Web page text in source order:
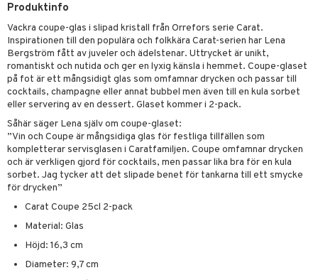
Produktinfo
Vackra coupe-glas i slipad kristall från Orrefors serie Carat.
Inspirationen till den populära och folkkära Carat-serien har Lena
Bergström fått av juveler och ädelstenar. Uttrycket är unikt,
romantiskt och nutida och ger en lyxig känsla i hemmet. Coupe-glaset
på fot är ett mångsidigt glas som omfamnar drycken och passar till
cocktails, champagne eller annat bubbel men även till en kula sorbet
eller servering av en dessert. Glaset kommer i 2-pack.
Såhär säger Lena själv om coupe-glaset:
”Vin och Coupe är mångsidiga glas för festliga tillfällen som
kompletterar servisglasen i Caratfamiljen. Coupe omfamnar drycken
och är verkligen gjord för cocktails, men passar lika bra för en kula
sorbet. Jag tycker att det slipade benet för tankarna till ett smycke
för drycken”
Carat Coupe 25cl 2-pack
Material: Glas
Höjd: 16,3 cm
Diameter: 9,7 cm
tallrikar& Skålar
& Täcken
& Örngott
& Matare
insektsskydd
svar